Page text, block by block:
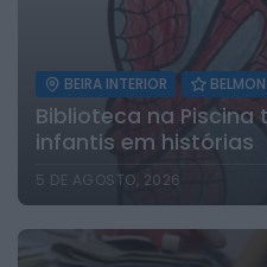
BEIRA INTERIOR
Biblioteca na
infantis em histórias
5 DE AGOSTO, 2026